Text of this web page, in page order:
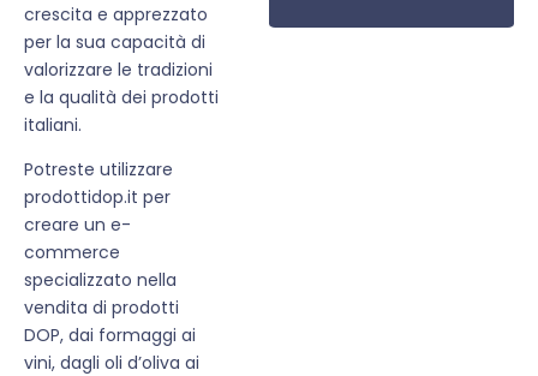
crescita e apprezzato
per la sua capacità di
valorizzare le tradizioni
e la qualità dei prodotti
italiani.
Potreste utilizzare
prodottidop.it per
creare un e-
commerce
specializzato nella
vendita di prodotti
DOP, dai formaggi ai
vini, dagli oli d’oliva ai